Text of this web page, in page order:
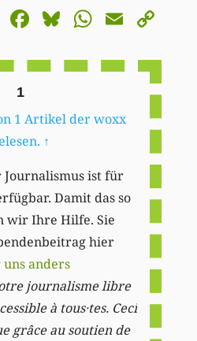
Mastodon
Facebook
BlueskyEmail
1
1 Artikel der woxx
↑
ist für
Damit das so
wir Ihre Hilfe. Sie
hier
uns anders
journalisme libre
à tous·tes. Ceci
grâce au soutien de